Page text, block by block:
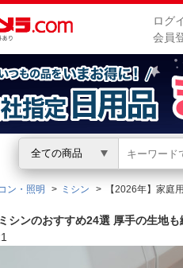
ログ
会員
全ての商品
ちは
ログイン
新規会員登録
ン・照明 ミシン 【2026年】家庭
シンのおすすめ24選 厚手の生地